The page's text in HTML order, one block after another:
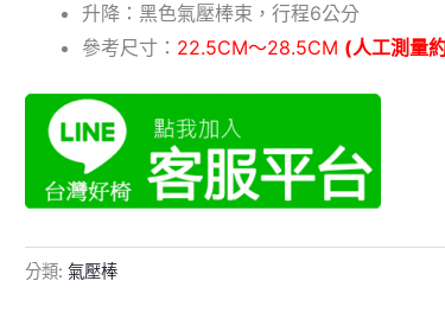
升降：黑色氣壓棒束，行程6公分
參考尺寸： 22.5CM～28.5CM (人工測量
分類:氣壓棒